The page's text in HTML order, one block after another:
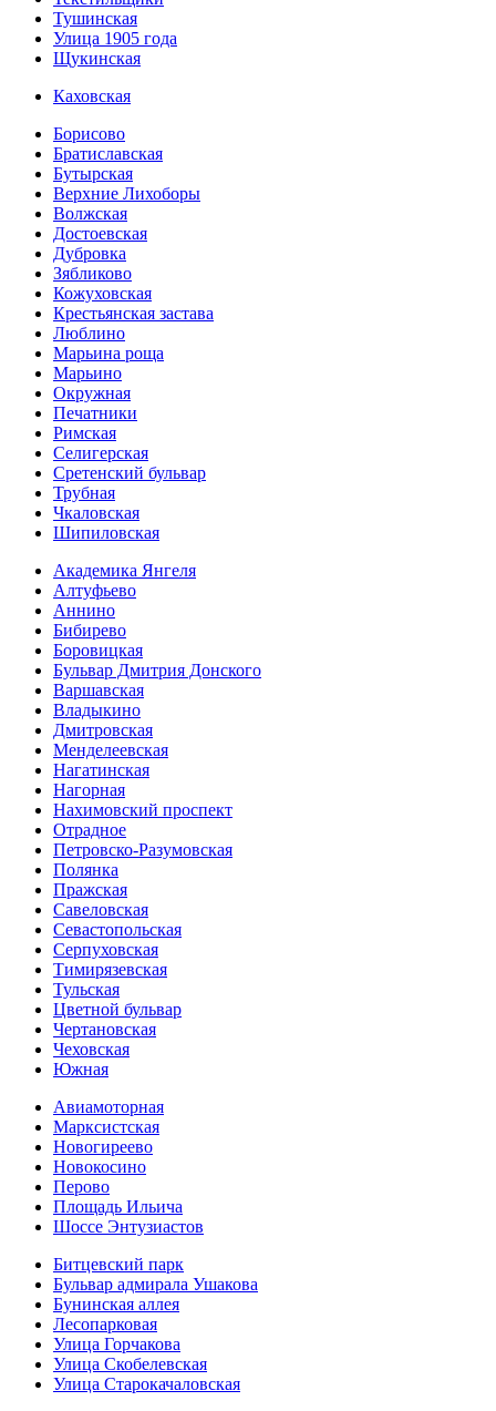
Тушинская
Улица 1905 года
Щукинская
Каховская
Борисово
Братиславская
Бутырская
Верхние Лихоборы
Волжская
Достоевская
Дубровка
Зябликово
Кожуховская
Крестьянская застава
Люблино
Марьина роща
Марьино
Окружная
Печатники
Римская
Селигерская
Сретенский бульвар
Трубная
Чкаловская
Шипиловская
Академика Янгеля
Алтуфьево
Аннино
Бибирево
Боровицкая
Бульвар Дмитрия Донского
Варшавская
Владыкино
Дмитровская
Менделеевская
Нагатинская
Нагорная
Нахимовский проспект
Отрадное
Петровско-Разумовская
Полянка
Пражская
Савеловская
Севасто­польская
Серпуховская
Тимирязевская
Тульская
Цветной бульвар
Чертановская
Чеховская
Южная
Авиамоторная
Марксистская
Новогиреево
Новокосино
Перово
Площадь Ильича
Шоссе Энтузиастов
Битцевский парк
Бульвар адмирала Ушакова
Бунинская аллея
Лесопарковая
Улица Горчакова
Улица Скобелевская
Улица Старокача­ловская